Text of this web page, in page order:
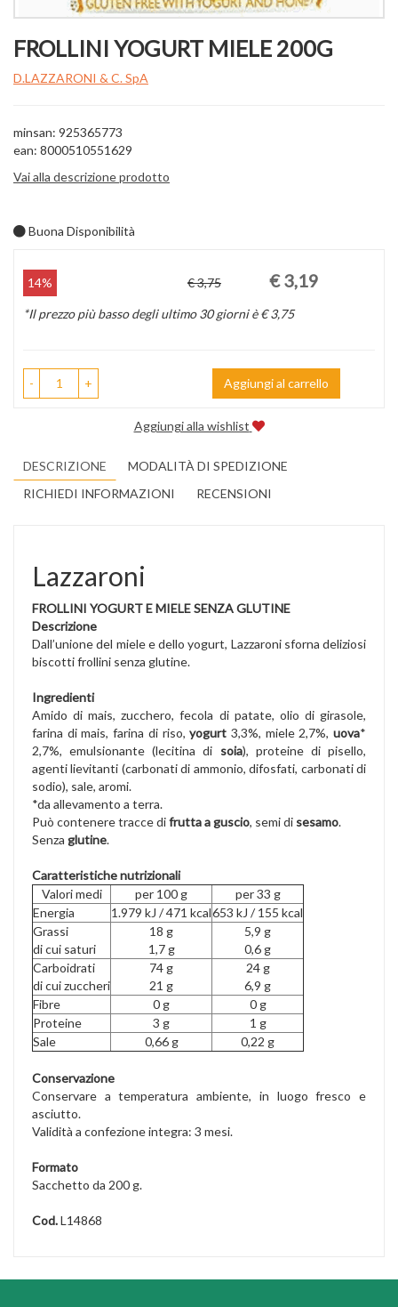
FROLLINI YOGURT MIELE 200G
D.LAZZARONI & C. SpA
minsan: 925365773
ean: 8000510551629
Vai alla descrizione prodotto
Buona Disponibilità
Sconto
del
14% € 3,75
Prezzo
scontato
€ 3,19
*Il prezzo più basso degli ultimo 30 giorni è € 3,75
- + Aggiungi al carrello
Aggiungi alla wishlist
DESCRIZIONE
MODALITÀ DI SPEDIZIONE
RICHIEDI INFORMAZIONI
RECENSIONI
Lazzaroni
FROLLINI YOGURT E MIELE SENZA GLUTINE
Descrizione
Dall’unione del miele e dello yogurt, Lazzaroni sforna deliziosi
biscotti frollini senza glutine.
Ingredienti
Amido di mais, zucchero, fecola di patate, olio di girasole,
farina di mais, farina di riso,yogurt 3,3%, miele 2,7%,uova*
2,7%, emulsionante (lecitina di soia), proteine di pisello,
agenti lievitanti (carbonati di ammonio, difosfati, carbonati di
sodio), sale, aromi.
*da allevamento a terra.
Può contenere tracce difrutta a guscio, semi di sesamo.
Senza glutine.
Caratteristiche nutrizionali
Valori medi
per 100 g
per 33 g
Energia
1.979 kJ / 471 kcal653 kJ / 155 kcal
Grassi
di cui saturi
18 g
1,7 g
5,9 g
0,6 g
Carboidrati
di cui zuccheri
74 g
21 g
24 g
6,9 g
Fibre
0 g
0 g
Proteine
3 g
1 g
Sale
0,66 g 0,22 g
Conservazione
Conservare a temperatura ambiente, in luogo fresco e
asciutto.
Validità a confezione integra: 3 mesi.
Formato
Sacchetto da 200 g.
Cod.L14868